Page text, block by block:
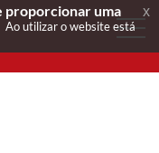
proporcionar uma
Ao utilizar o website está
x